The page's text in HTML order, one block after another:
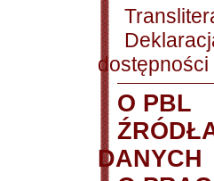
dostępności
O PBL
DANYCH